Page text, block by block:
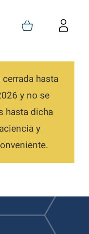
hasta
y no se
hasta dicha
y